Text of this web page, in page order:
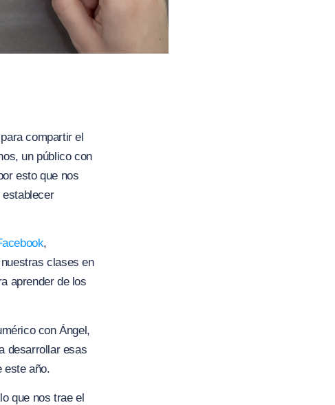
compartir el
un público con
esto que nos
,
clases en
aprender de los
con Ángel,
desarrollar esas
este año.
que nos trae el